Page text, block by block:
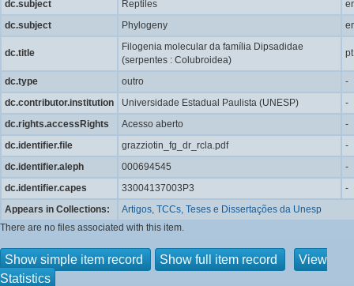
dc.subject
Reptiles
dc.subject
Phylogeny
dc.title
Filogenia molecular da família Dipsadidae
(serpentes : Colubroidea)
pt
dc.type outro
-
dc.contributor.institution
Universidade Estadual Paulista (UNESP)
-
dc.rights.accessRights
Acesso aberto
-
dc.identifier.file
grazziotin_fg_dr_rcla.pdf
-
dc.identifier.aleph
000694545
-
dc.identifier.capes
33004137003P3
-
Appears in Collections:
Artigos, TCCs, Teses e Dissertações da Unesp
There are no files associated with this item.
Show simple item record Show full item record
View
Statistics